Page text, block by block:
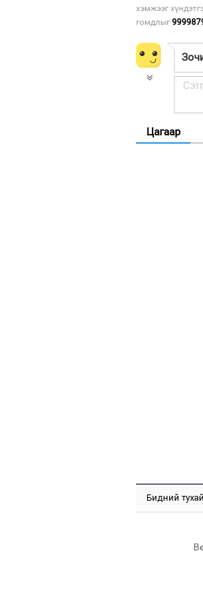
хэмжээг
гомдлыг
Цагаар
Бидний тухай